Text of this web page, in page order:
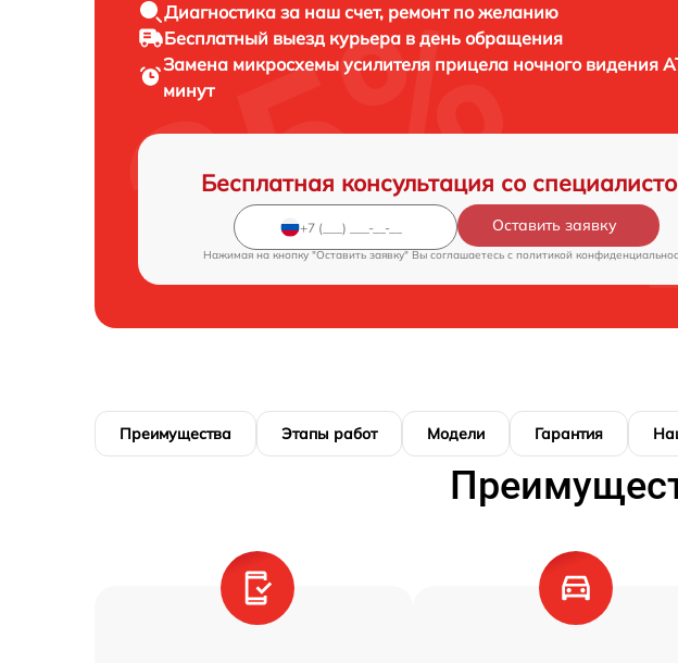
Диагностика за наш счет, ремонт по желанию
Бесплатный выезд курьера в день обращения
Замена микросхемы усилителя прицела ночного видения
минут
Бесплатная консультация со
Оставить заявку
Нажимая на кнопку "Оставить заявку" Вы соглашаетесь c политикой
Преимущества Этапы работ Модели Гарантия